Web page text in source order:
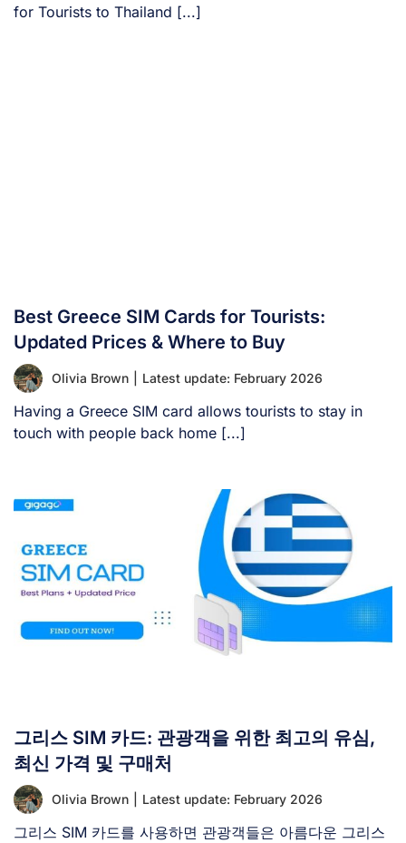
for Tourists to Thailand [...]
Best Greece SIM Cards for Tourists:
Updated Prices & Where to Buy
Olivia Brown Latest update: February 2026
Having a Greece SIM card allows tourists to stay in
touch with people back home [...]
그리스 SIM 카드: 관광객을 위한 최고의 유심,
최신 가격 및 구매처
Olivia Brown Latest update: February 2026
그리스 SIM 카드를 사용하면 관광객들은 아름다운 그리스